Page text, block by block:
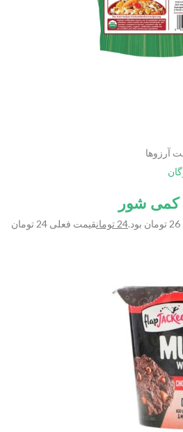
آرزوها
کمی شور
24 تومان
قیمت فعلی 24 تومان